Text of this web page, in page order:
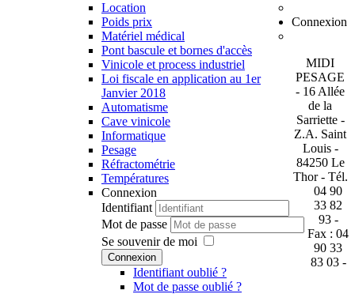
Location
Poids prix
Matériel médical
Pont bascule et bornes d'accès
Vinicole et process industriel
Loi fiscale en application au 1er
Janvier 2018
Automatisme
Cave vinicole
Informatique
Pesage
Réfractométrie
Températures
Connexion
Connexion
Identifiant
Mot de passe
Se souvenir de moi
Connexion
Identifiant oublié ?
Mot de passe oublié ?
MIDI
PESAGE
- 16 Allée
de la
Sarriette -
Z.A. Saint
Louis -
84250 Le
Thor - Tél.
04 90
33 82
93 -
Fax : 04
90 33
83 03 -